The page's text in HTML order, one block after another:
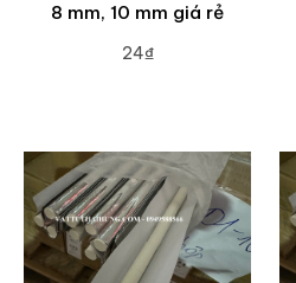
8 mm, 10 mm giá rẻ
24₫